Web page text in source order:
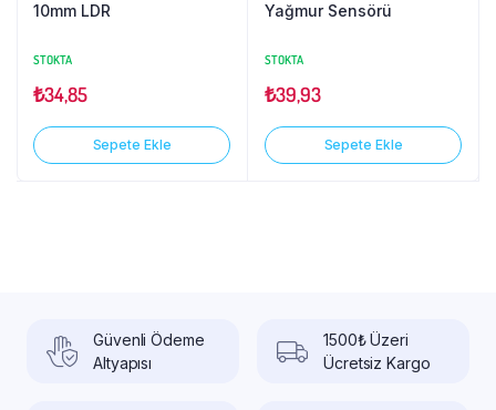
10mm LDR
STOKTA
₺34,85
Sepete Ekle
Yağmur Sensörü
STOKTA
₺39,93
Sepete Ekle
Güvenli Ödeme
Altyapısı
1500₺ Üzeri
Ücretsiz Kargo